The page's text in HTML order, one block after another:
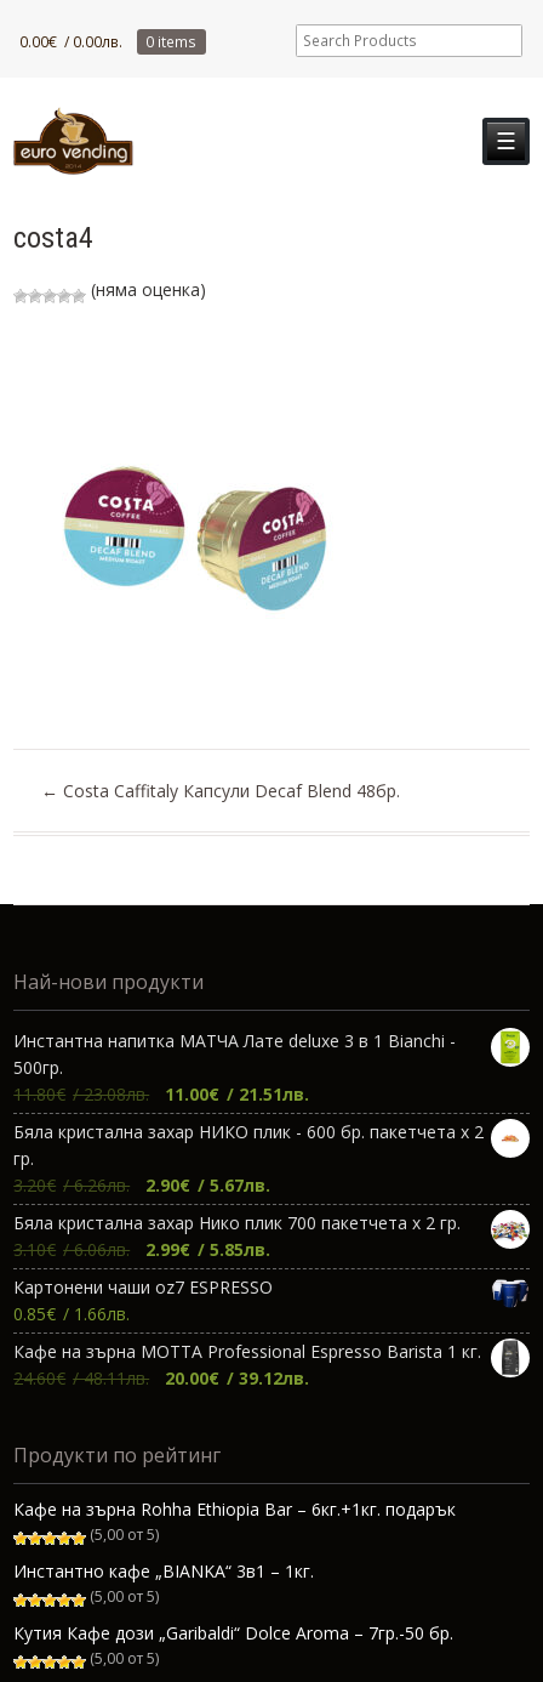
0.00€ / 0.00лв. 0 items
☰
costa4
(няма оценка)
← Costa Caffitaly Капсули Decaf Blend 48бр.
Най-нови продукти
Инстантна напитка МАТЧА Лате deluxe 3 в 1 Bianchi -
500гр.
11.80€ / 23.08лв.
Original
price
was:
11.00€ / 21.51лв.
цена
е:
Бяла кристална захар НИКО плик - 600 бр. пакетчета х 2
гр.
3.20€ / 6.26лв.
Original
price
was:
3.20€.
2.90€ / 5.67лв.
цена
е:
2.90€.
Бяла кристална захар Нико плик 700 пакетчета х 2 гр.
3.10€ / 6.06лв.
Original
price
was:
3.10€.
2.99€ / 5.85лв.
цена
е:
2.99€.
Картонени чаши oz7 ESPRESSO
0.85€ / 1.66лв.
Кафе на зърна МОТТА Professional Espresso Barista 1 кг.
24.60€ / 48.11лв.
Original
24.60€.
20.00€ / 39.12лв.
Продукти по рейтинг
Кафе на зърна Rohha Ethiopia Bar – 6кг.+1кг. подарък
(5,00 от 5)
Инстантно кафе „BIANKA“ 3в1 – 1кг.
(5,00 от 5)
Кутия Кафе дози „Garibaldi“ Dolce Aroma – 7гр.-50 бр.
(5,00 от 5)